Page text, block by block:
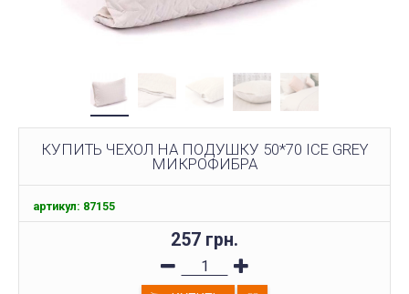
КУПИТЬ ЧЕХОЛ НА ПОДУШКУ 50*70 ICE GREY
МИКРОФИБРА
артикул: 87155
257 грн.